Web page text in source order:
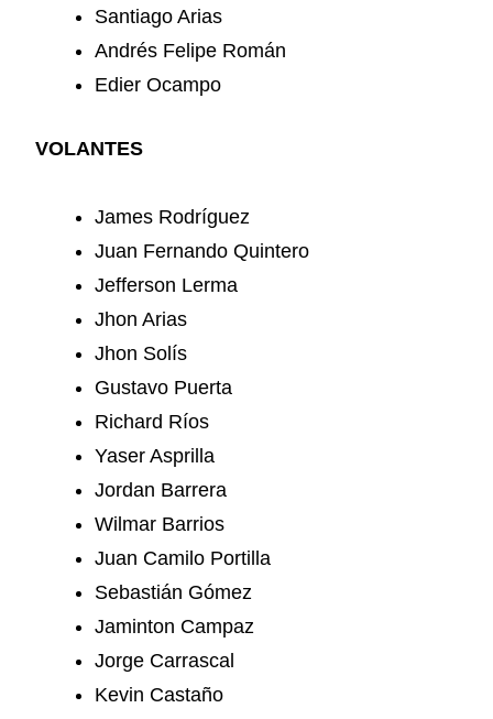
Santiago Arias
Andrés Felipe Román
Edier Ocampo
VOLANTES
James Rodríguez
Juan Fernando Quintero
Jefferson Lerma
Jhon Arias
Jhon Solís
Gustavo Puerta
Richard Ríos
Yaser Asprilla
Jordan Barrera
Wilmar Barrios
Juan Camilo Portilla
Sebastián Gómez
Jaminton Campaz
Jorge Carrascal
Kevin Castaño